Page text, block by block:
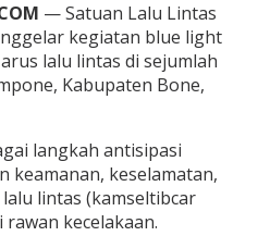
— Satuan Lalu Lintas
kegiatan blue light
lalu lintas di sejumlah
Kabupaten Bone,
langkah antisipasi
keamanan, keselamatan,
lintas (kamseltibcar
kecelakaan.